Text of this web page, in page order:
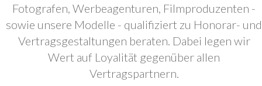
Fotografen, Werbeagenturen, Filmproduzenten -
sowie unsere Modelle - qualifiziert zu Honorar- und
Vertragsgestaltungen beraten. Dabei legen wir
Wert auf Loyalität gegenüber allen
Vertragspartnern.